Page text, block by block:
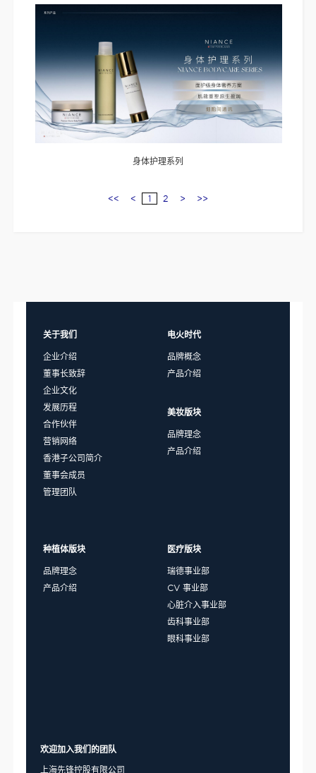
身体护理系列
<< < 1 2 > >>
关于我们
企业介绍
董事长致辞
企业文化
发展历程
合作伙伴
营销网络
香港子公司简介
董事会成员
管理团队
电火时代
品牌概念
产品介绍
美妆版块
品牌理念
产品介绍
种植体版块
品牌理念
产品介绍
医疗版块
瑞德事业部
CV 事业部
心脏介入事业部
齿科事业部
眼科事业部
欢迎加入我们的团队
上海先锋控股有限公司